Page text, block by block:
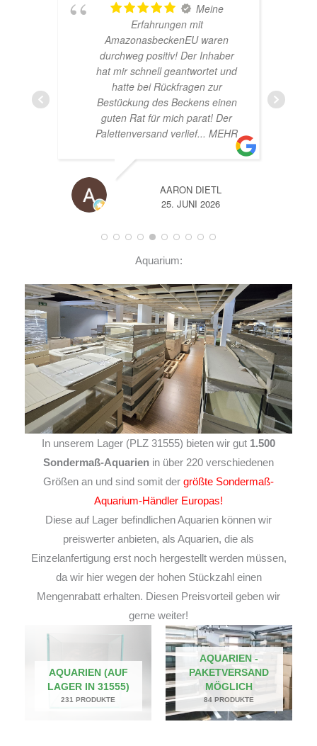
TOP
Hardscape im Laden und sehr
nette Beratung! Ich bin super
Glücklich mit meinem
Beståbecken
A
14. JUNI 2026
Aquarium:
In unserem Lager (PLZ 31555) bieten wir gut 1.500
Sondermaß-Aquarien in über 220 verschiedenen
Größen an und sind somit der größte Sondermaß-
Aquarium-Händler Europas!
Diese auf Lager befindlichen Aquarien können wir
preiswerter anbieten, als Aquarien, die als
Einzelanfertigung erst noch hergestellt werden müssen,
da wir hier wegen der hohen Stückzahl einen
Mengenrabatt erhalten. Diesen Preisvorteil geben wir
gerne weiter!
AQUARIEN (AUF
LAGER IN 31555)
231 PRODUKTE
AQUARIEN -
PAKETVERSAND
MÖGLICH
84 PRODUKTE